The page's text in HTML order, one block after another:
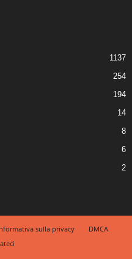
1137
254
194
14
8
6
2
sulla privacy
DMCA